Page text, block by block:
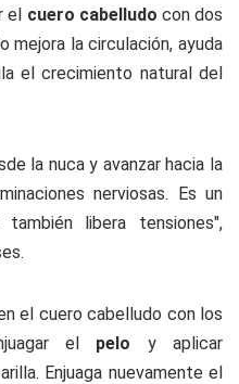
el cuero cabelludo con dos
mejora la circulación, ayuda
el crecimiento natural del
la nuca y avanzar hacia la
nerviosas. Es un
libera tensiones",
el cuero cabelludo con los
el pelo y aplicar
Enjuaga nuevamente el